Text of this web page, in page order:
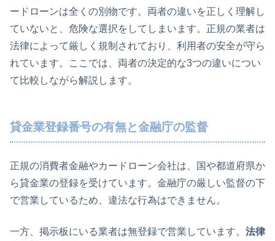
ードローンは全くの別物です。両者の違いを正しく理解し
ていないと、危険な選択をしてしまいます。正規の業者は
法律によって厳しく規制されており、利用者の安全が守ら
れています。ここでは、両者の決定的な3つの違いについ
て比較しながら解説します。
貸金業登録番号の有無と金融庁の監督
正規の消費者金融やカードローン会社は、国や都道府県か
ら貸金業の登録を受けています。金融庁の厳しい監督の下
で営業しているため、違法な行為はできません。
一方、掲示板にいる業者は無登録で営業しています。 法律